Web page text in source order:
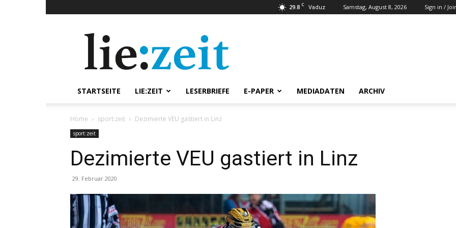
29.8 C Vaduz Samstag, August 8, 2026 Sign in /
STARTSEITE LIE:ZEIT LESERBRIEFE E-PAPER MEDIADATEN ARCHIV
Home sport:zeit Dezimierte VEU gastiert in Linz
sport:zeit
Dezimierte VEU gastiert in Linz
29. Februar 2020